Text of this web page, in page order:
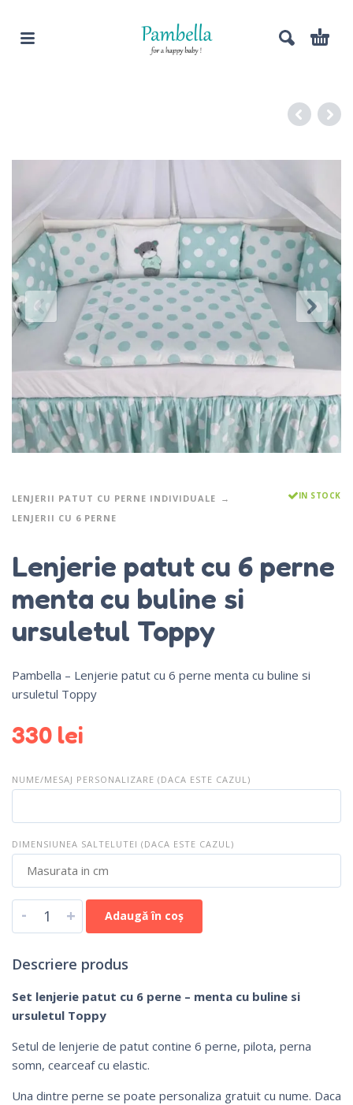
LENJERII PATUT CU PERNE INDIVIDUALE
LENJERII CU 6 PERNE
IN STOCK
Lenjerie patut cu 6 perne
menta cu buline si
ursuletul Toppy
Pambella – Lenjerie patut cu 6 perne menta cu buline si
ursuletul Toppy
330 lei
NUME/MESAJ PERSONALIZARE (DACA ESTE CAZUL)
DIMENSIUNEA SALTELUTEI (DACA ESTE CAZUL)
- + Adaugă în coș
Descriere produs
Set lenjerie patut cu 6 perne – menta cu buline si
ursuletul Toppy
Setul de lenjerie de patut contine 6 perne, pilota, perna
somn, cearceaf cu elastic.
Una dintre perne se poate personaliza gratuit cu nume. Daca